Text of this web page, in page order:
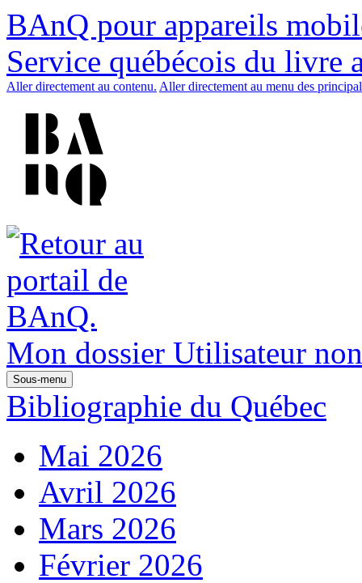
BAnQ pour appareils
Service québécois du livre
Aller directement au contenu. Aller directement au menu des
Mon dossier Utilisateur
Sous-menu
Bibliographie du Québec
Mai 2026
Avril 2026
Mars 2026
Février 2026